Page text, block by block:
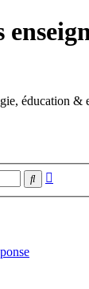
éducation &
Rechercher